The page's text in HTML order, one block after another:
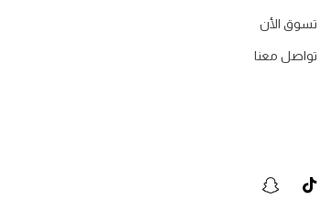
تسوق الأن
تواصل معنا
تيكتوك سنابشات